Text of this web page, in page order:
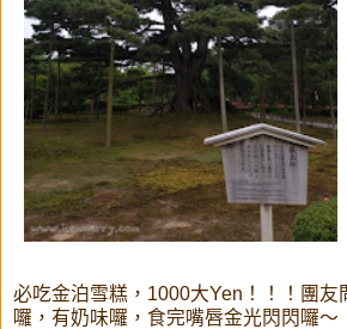
必吃金泊雪糕，1000大Yen！！！團
囉，有奶味囉，食完嘴唇金光閃閃囉～